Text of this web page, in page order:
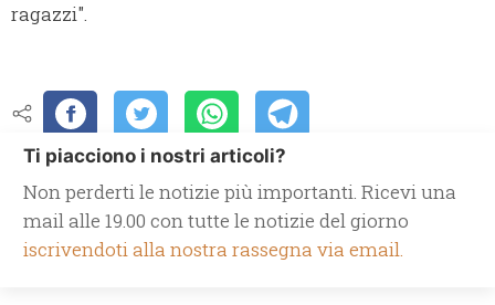
ragazzi".
Ti piacciono i nostri articoli?
Non perderti le notizie più importanti. Ricevi una
mail alle 19.00 con tutte le notizie del giorno
iscrivendoti alla nostra rassegna via email.